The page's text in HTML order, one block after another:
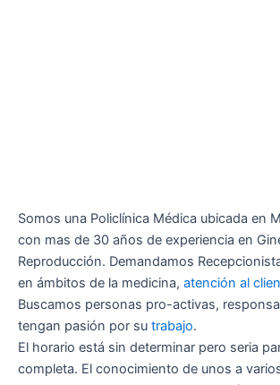
Somos una Policlínica Médica ubicada en
con mas de 30 años de experiencia en
Reproducción. Demandamos
en ámbitos de la medicina, atención al
Buscamos personas pro-activas,
tengan pasión por su trabajo.
El horario está sin determinar pero seria
completa. El conocimiento de unos a